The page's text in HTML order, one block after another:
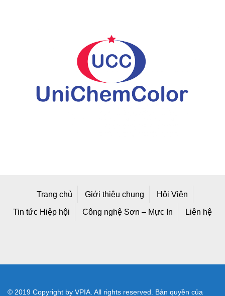
Trang chủ Giới thiệu chung Hội Viên
Tin tức Hiệp hội Công nghệ Sơn – Mực In Liên hệ
© 2019 Copyright by VPIA. All rights reserved. Bản quyền của